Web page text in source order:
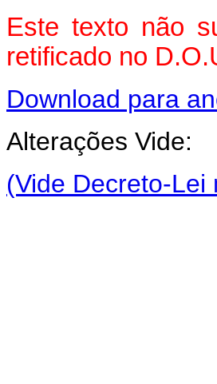
Este texto não
retificado no
Download para
Alterações Vide:
(Vide Decreto-Lei